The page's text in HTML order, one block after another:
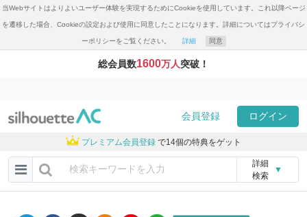
当Webサイトはよりよいユーザー体験を実現するためにCookieを使用しています。これ以降ページ
を遷移した場合、Cookieの設定および使用に同意したことになります。詳細についてはプライバシ
ーポリシーをご覧ください。 詳細 同意
総会員数1600万人突破！
会員登録 ログイン
プレミアム会員登録 で14個の特典をゲット
詳細
検索
▼